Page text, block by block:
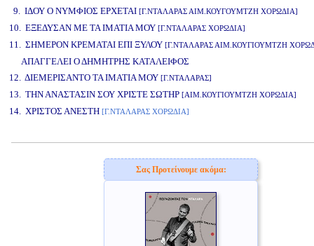
9. ΙΔΟΥ Ο ΝΥΜΦΙΟΣ ΕΡΧΕΤΑΙ [Γ.ΝΤΑΛΑΡΑΣ ΑΙΜ.ΚΟΥΓΟΥΜΤΖΗ ΧΟΡΩΔΙΑ]
10. ΕΞΕΔΥΣΑΝ ΜΕ ΤΑ ΙΜΑΤΙΑ ΜΟΥ [Γ.ΝΤΑΛΑΡΑΣ ΧΟΡΩΔΙΑ]
11. ΣΗΜΕΡΟΝ ΚΡΕΜΑΤΑΙ ΕΠΙ ΞΥΛΟΥ [Γ.ΝΤΑΛΑΡΑΣ ΑΙΜ.ΚΟΥΓΙΟΥΜΤΖΗ
ΑΠΑΓΓΕΛΕΙ Ο ΔΗΜΗΤΡΗΣ ΚΑΤΑΛΕΙΦΟΣ
12. ΔΙΕΜΕΡΙΣΑΝΤΟ ΤΑ ΙΜΑΤΙΑ ΜΟΥ [Γ.ΝΤΑΛΑΡΑΣ]
13. ΤΗΝ ΑΝΑΣΤΑΣΙΝ ΣΟΥ ΧΡΙΣΤΕ ΣΩΤΗΡ [ΑΙΜ.ΚΟΥΓΙΟΥΜΤΖΗ ΧΟΡΩΔΙΑ]
14. ΧΡΙΣΤΟΣ ΑΝΕΣΤΗ [Γ.ΝΤΑΛΑΡΑΣ ΧΟΡΩΔΙΑ]
Σας Προτείνουμε ακόμα: